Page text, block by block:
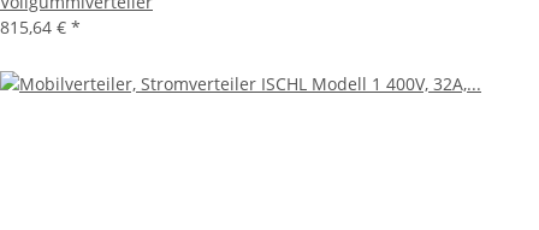
815,64 € *